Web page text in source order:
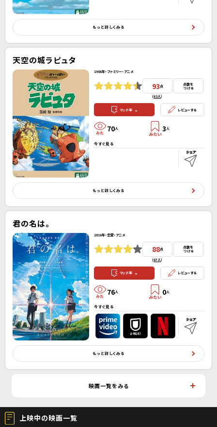
もっと詳しくみる
天空の城ラピュタ
1986年・ファミリー・アニメ
93 点
(63人）
点数を
つける
マッチ率 - レビューする
70人 3人
今すぐ見る
もっと詳しくみる
君の名は。
2016年・恋愛・アニメ
88点
(67人）
点数を
つける
マッチ率 - レビューする
76人 0人
今すぐ見る
もっと詳しくみる
映画一覧をみる
上映中の映画一覧